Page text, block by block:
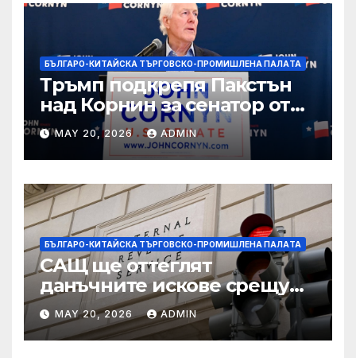
БЪЛГАРО-КИТАЙСКА ТЪРГОВСКО-ПРОМИШЛЕНА ПАЛAТА
Тръмп подкрепя Пакстън
над Корнин за сенатор от
Тексас в шокираща
подкрепа
MAY 20, 2026 ADMIN
БЪЛГАРО-КИТАЙСКА ТЪРГОВСКО-ПРОМИШЛЕНА ПАЛAТА
САЩ ще оттеглят
данъчните искове срещу
Тръмп „завинаги“ в
сделката за съдебно дело с
IRS
MAY 20, 2026 ADMIN